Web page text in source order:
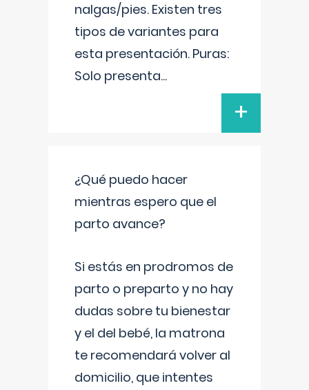
nalgas/pies. Existen tres
tipos de variantes para
esta presentación. Puras:
Solo presenta...
+
¿Qué puedo hacer
mientras espero que el
parto avance?
Si estás en prodromos de
parto o preparto y no hay
dudas sobre tu bienestar
y el del bebé, la matrona
te recomendará volver al
domicilio, que intentes